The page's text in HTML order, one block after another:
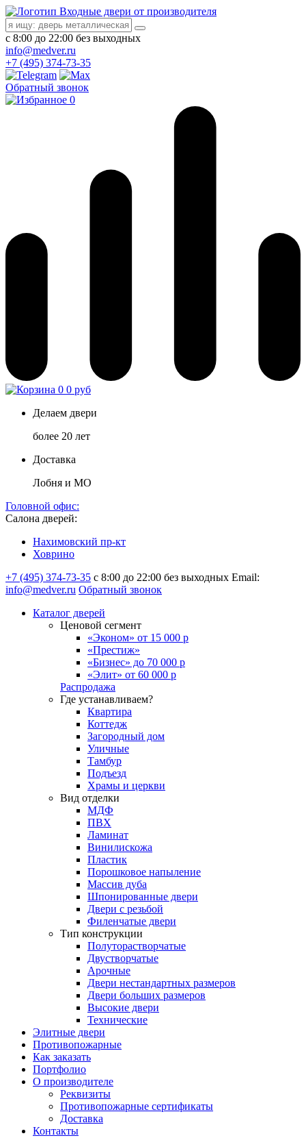
Входные двери от производителя
с 8:00 до 22:00 без выходных
info@medver.ru
+7 (495) 374-73-35
Обратный звонок
0
0 0 руб
Делаем двери
более 20 лет
Доставка
Лобня и МО
Головной офис:
Салона дверей:
Нахимовский пр-кт
Ховрино
+7 (495) 374-73-35 с 8:00 до 22:00 без выходных Email:
info@medver.ru Обратный звонок
Каталог дверей
Ценовой сегмент
«Эконом» от 15 000 р
«Престиж»
«Бизнес» до 70 000 р
«Элит» от 60 000 р
Распродажа
Где устанавливаем?
Квартира
Коттедж
Загородный дом
Уличные
Тамбур
Подъезд
Храмы и церкви
Вид отделки
МДФ
ПВХ
Ламинат
Винилискожа
Пластик
Порошковое напыление
Массив дуба
Шпонированные двери
Двери с резьбой
Филенчатые двери
Тип конструкции
Полуторастворчатые
Двустворчатые
Арочные
Двери нестандартных размеров
Двери больших размеров
Высокие двери
Технические
Элитные двери
Противопожарные
Как заказать
Портфолио
О производителе
Реквизиты
Противопожарные сертификаты
Доставка
Контакты